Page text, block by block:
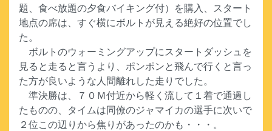
題、食べ放題の夕食バイキング付）を購入、スタート
地点の席は、すぐ横にボルトが見える絶好の位置でし
た。
ボルトのウォーミングアップにスタートダッシュを
見ると走ると言うより、ポンポンと飛んで行くと言っ
た方が良いような人間離れした走りでした。
準決勝は、７０Ｍ付近から軽く流して１着で通過し
たものの、タイムは同僚のジャマイカの選手に次いで
２位この辺りから焦りがあったのかも・・・。